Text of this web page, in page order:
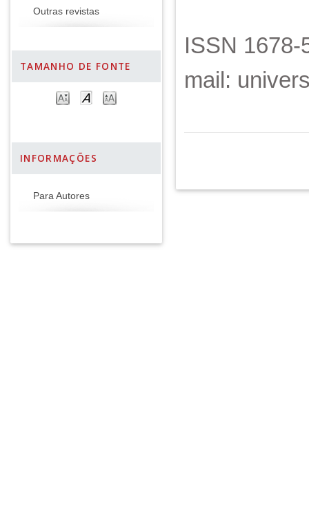
Outras revistas
TAMANHO DE FONTE
INFORMAÇÕES
Para Autores
ISSN
mail: